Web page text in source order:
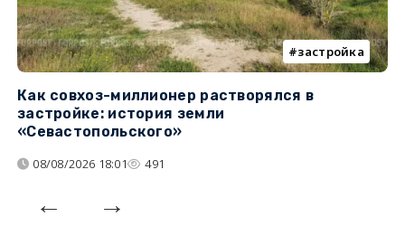
застройка
Как совхоз-миллионер растворялся в
застройке: история земли
«Севастопольского»
08/08/2026 18:01 491